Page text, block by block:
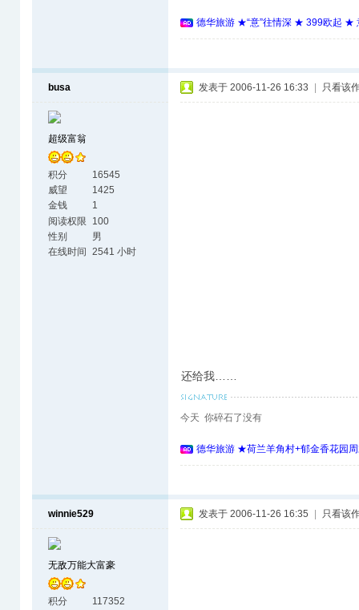
德华旅游 ★“意”往情深 ★ 399欧起 ★
busa
超级富翁
积分
16545
威望
1425
金钱
1
阅读权限
100
性别
男
在线时间
2541 小时
发表于 2006-11-26 16:33 只看该
还给我……
今天 你碎石了没有
德华旅游 ★荷兰羊角村+郁金香花园
winnie529
无敌万能大富豪
积分
117352
发表于 2006-11-26 16:35 只看该